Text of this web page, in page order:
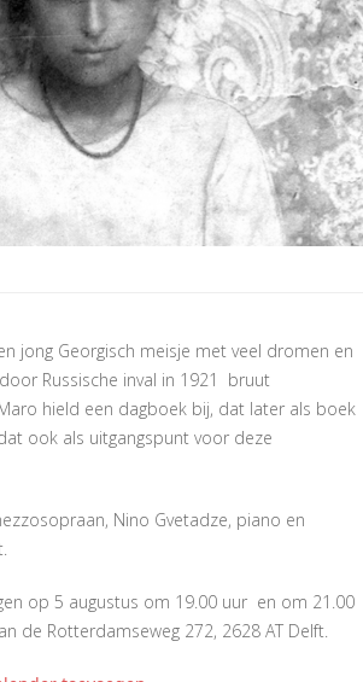
jong Georgisch meisje met veel dromen en
Russische inval in 1921 bruut
hield een dagboek bij, dat later als boek
ook als uitgangspunt voor deze
Nino Gvetadze, piano en
op 5 augustus om 19.00 uur en om 21.00
de Rotterdamseweg 272, 2628 AT Delft.